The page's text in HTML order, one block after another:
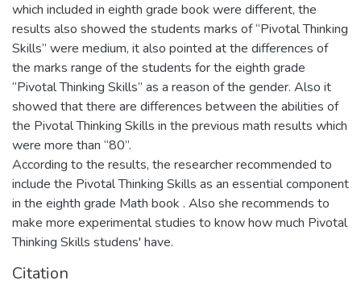
which included in eighth grade book were different, the
results also showed the students marks of “Pivotal Thinking
Skills” were medium, it also pointed at the differences of
the marks range of the students for the eighth grade
“Pivotal Thinking Skills” as a reason of the gender. Also it
showed that there are differences between the abilities of
the Pivotal Thinking Skills in the previous math results which
were more than “80”.
According to the results, the researcher recommended to
include the Pivotal Thinking Skills as an essential component
in the eighth grade Math book . Also she recommends to
make more experimental studies to know how much Pivotal
Thinking Skills studens' have.
Citation